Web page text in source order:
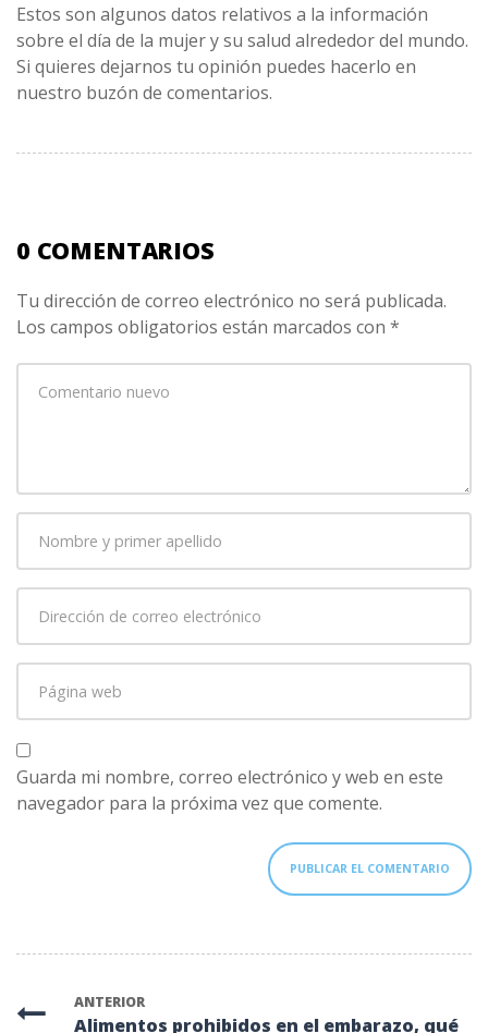
Estos son algunos datos relativos a la información
sobre el día de la mujer y su salud alrededor del mundo.
Si quieres dejarnos tu opinión puedes hacerlo en
nuestro buzón de comentarios.
0 COMENTARIOS
Tu dirección de correo electrónico no será publicada.
Los campos obligatorios están marcados con *
comentario*
primer
correo
web
Guarda mi nombre, correo electrónico y web en este
navegador para la próxima vez que comente.
ANTERIOR
Alimentos prohibidos en el embarazo, qué